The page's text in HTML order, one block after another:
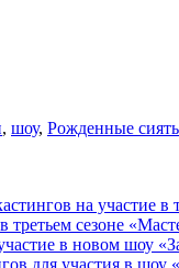
, шоу, Рожденные сиять
на участие в
третьем сезоне
в новом шоу
для участия в шоу